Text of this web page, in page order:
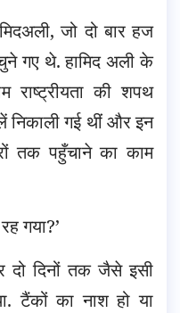
जो दो बार हज
गए थे. हामिद अली के
राष्ट्रीयता की शपथ
निकाली गई थीं और इन
तक पहुँचाने का काम
गया?’
दो दिनों तक जैसे इसी
टैंकों का नाश हो या